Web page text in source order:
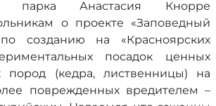
парка Анастасия Кнорре
о проекте «Заповедный
созданию на «Красноярских
посадок ценных
пород (кедра, лиственницы) на
поврежденных вредителем –